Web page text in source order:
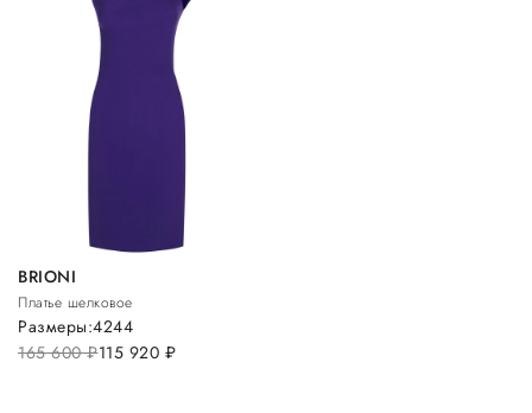
BRIONI
Платье шелковое
165 600руб.115 920 руб.
Размеры:4244